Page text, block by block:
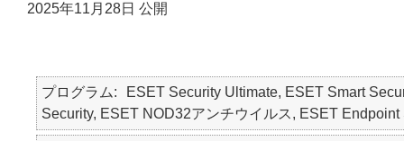
2025年11月28日 公開
プログラム
ESET Security Ultimate, ESET Smart
Security, ESET NOD32アンチウイルス, ESET